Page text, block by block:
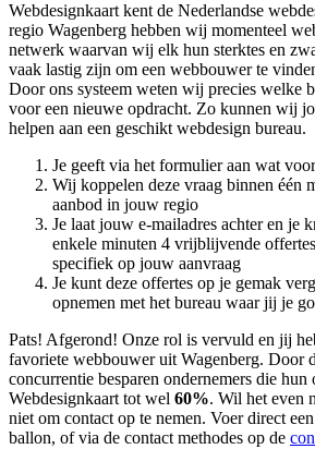
Webdesignkaart kent de Nederlandse
regio Wagenberg hebben wij momenteel
netwerk waarvan wij elk hun sterktes en
vaak lastig zijn om een webbouwer te
Door ons systeem weten wij precies welke
voor een nieuwe opdracht. Zo kunnen wij
helpen aan een geschikt webdesign bureau.
Je geeft via het formulier aan wat
Wij koppelen deze vraag binnen één
aanbod in jouw regio
Je laat jouw e-mailadres achter en je
enkele minuten 4 vrijblijvende
specifiek op jouw aanvraag
Je kunt deze offertes op je gemak
opnemen met het bureau waar jij je
Pats! Afgerond! Onze rol is vervuld en jij
favoriete webbouwer uit Wagenberg. Door
concurrentie besparen ondernemers die hun
Webdesignkaart tot wel 60%. Wil het even
niet om contact op te nemen. Voer direct
ballon, of via de contact methodes op de